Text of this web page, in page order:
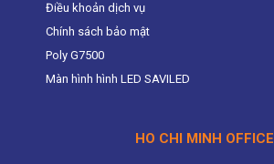
Điều khoản dịch vụ
Chính sách bảo mật
Poly G7500
Màn hình hình LED SAVILED
HO CHI MINH OFFICE